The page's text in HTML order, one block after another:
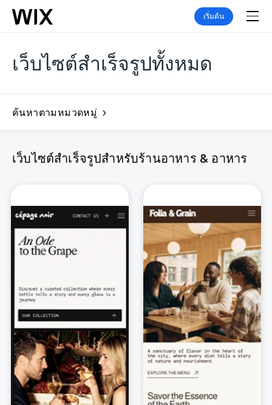
เริ่มต้น
เว็บไซต์สำเร็จรูปทั้งหมด
ค้นหาตามหมวดหมู่
เว็บไซต์สำเร็จรูปสำหรับร้านอาหาร & อาหาร